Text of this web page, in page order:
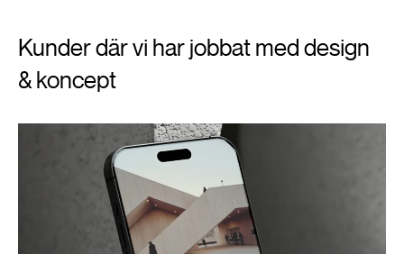
Kunder där vi har jobbat med design
& koncept